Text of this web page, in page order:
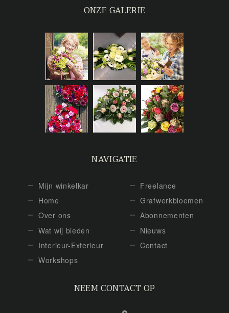
ONZE GALERIE
NAVIGATIE
Mijn winkelkar
Home
Over ons
Wat wij bieden
Interieur-Exterieur
Workshops
Freelance
Grafwerkbloemen
Abonnementen
Nieuws
Contact
NEEM CONTACT OP